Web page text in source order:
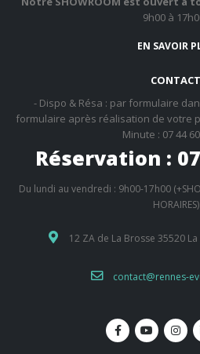
9h00 à
EN SAVOIR
CONTACT
- Dispo & Résa : par formulaire
formulaire après réalisation de votre
Minute : 07 44
Réservation :
Du lundi au vendredi : 9h00-17h00
HORAIRES)
12 ZA de La Brosse 35520
contact@rennes-